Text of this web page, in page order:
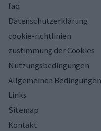
faq
Datenschutzerklärung
cookie-richtlinien
zustimmung der Cookies
Nutzungsbedingungen
Allgemeinen Bedingungen
Links
Sitemap
Kontakt